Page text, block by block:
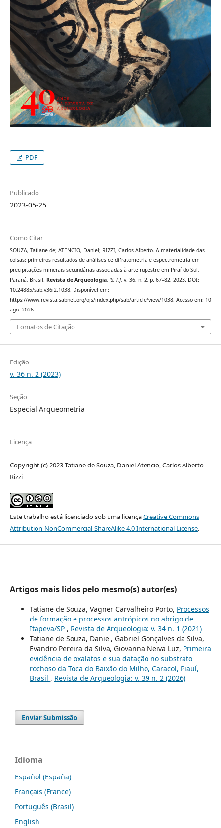
PDF
Publicado
2023-05-25
Como Citar
SOUZA, Tatiane de; ATENCIO, Daniel; RIZZI, Carlos Alberto. A materialidade das
coisas: primeiros resultados de análises de difratometria e espectrometria em
precipitações minerais secundárias associadas à arte rupestre em Piraí do Sul,
Paraná, Brasil. Revista de Arqueologia, [S. l.], v. 36, n. 2, p. 67–82, 2023. DOI:
10.24885/sab.v36i2.1038. Disponível em:
https://www.revista.sabnet.org/ojs/index.php/sab/article/view/1038. Acesso em: 10
ago. 2026.
Fomatos de Citação
Edição
v. 36 n. 2 (2023)
Seção
Especial Arqueometria
Licença
Copyright (c) 2023 Tatiane de Souza, Daniel Atencio, Carlos Alberto
Rizzi
Este trabalho está licenciado sob uma licençaCreative Commons
Attribution-NonCommercial-ShareAlike 4.0 International License.
Artigos mais lidos pelo mesmo(s) autor(es)
Tatiane de Souza, Vagner Carvalheiro Porto, Processos
de formação e processos antrópicos no abrigo de
Itapeva/SP , Revista de Arqueologia: v. 34 n. 1 (2021)
Tatiane de Souza, Daniel, Gabriel Gonçalves da Silva,
Evandro Pereira da Silva, Giovanna Neiva Luz, Primeira
evidência de oxalatos e sua datação no substrato
rochoso da Toca do Baixão do Milho, Caracol, Piauí,
Brasil , Revista de Arqueologia: v. 39 n. 2 (2026)
Enviar Submissão
Idioma
Español (España)
Français (France)
Português (Brasil)
English